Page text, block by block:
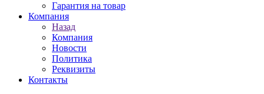
Гарантия на товар
Компания
Назад
Компания
Новости
Политика
Реквизиты
Контакты